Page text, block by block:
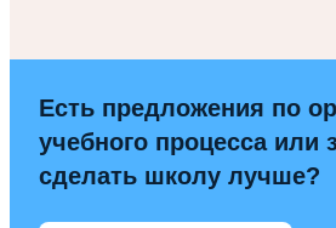
Есть предложения по
учебного процесса или
сделать школу лучше?